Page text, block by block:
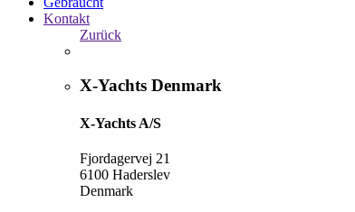
Kontakt
Zurück
X-Yachts Denmark
X-Yachts A/S
Fjordagervej 21
6100 Haderslev
Denmark